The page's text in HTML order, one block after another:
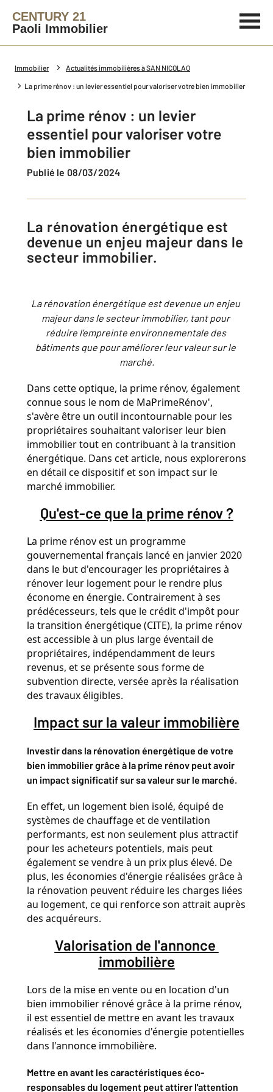
CENTURY 21
Paoli Immobilier
Immobilier Actualités immobilières à SAN NICOLAO
La prime rénov : un levier essentiel pour valoriser votre bien immobilier
La prime rénov : un levier
essentiel pour valoriser votre
bien immobilier
Publié le 08/03/2024
La rénovation énergétique est
devenue un enjeu majeur dans le
secteur immobilier.
La rénovation énergétique est devenue un enjeu
majeur dans le secteur immobilier, tant pour
réduire l'empreinte environnementale des
bâtiments que pour améliorer leur valeur sur le
marché.
Dans cette optique, la prime rénov, également
connue sous le nom de MaPrimeRénov',
s'avère être un outil incontournable pour les
propriétaires souhaitant valoriser leur bien
immobilier tout en contribuant à la transition
énergétique. Dans cet article, nous explorerons
en détail ce dispositif et son impact sur le
marché immobilier.
Qu'est-ce que la prime rénov ?
La prime rénov est un programme
gouvernemental français lancé en janvier 2020
dans le but d'encourager les propriétaires à
rénover leur logement pour le rendre plus
économe en énergie. Contrairement à ses
prédécesseurs, tels que le crédit d'impôt pour
la transition énergétique (CITE), la prime rénov
est accessible à un plus large éventail de
propriétaires, indépendamment de leurs
revenus, et se présente sous forme de
subvention directe, versée après la réalisation
des travaux éligibles.
Impact sur la valeur immobilière
Investir dans la rénovation énergétique de votre
bien immobilier grâce à la prime rénov peut avoir
un impact significatif sur sa valeur sur le marché.
En effet, un logement bien isolé, équipé de
systèmes de chauffage et de ventilation
performants, est non seulement plus attractif
pour les acheteurs potentiels, mais peut
également se vendre à un prix plus élevé. De
plus, les économies d'énergie réalisées grâce à
la rénovation peuvent réduire les charges liées
au logement, ce qui renforce son attrait auprès
des acquéreurs.
Valorisation de l'annonce
immobilière
Lors de la mise en vente ou en location d'un
bien immobilier rénové grâce à la prime rénov,
il est essentiel de mettre en avant les travaux
réalisés et les économies d'énergie potentielles
dans l'annonce immobilière.
Mettre en avant les caractéristiques éco-
responsables du logement peut attirer l'attention